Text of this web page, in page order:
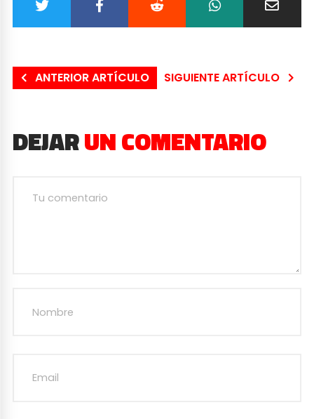
ANTERIOR ARTÍCULO SIGUIENTE ARTÍCULO
DEJARUN COMENTARIO